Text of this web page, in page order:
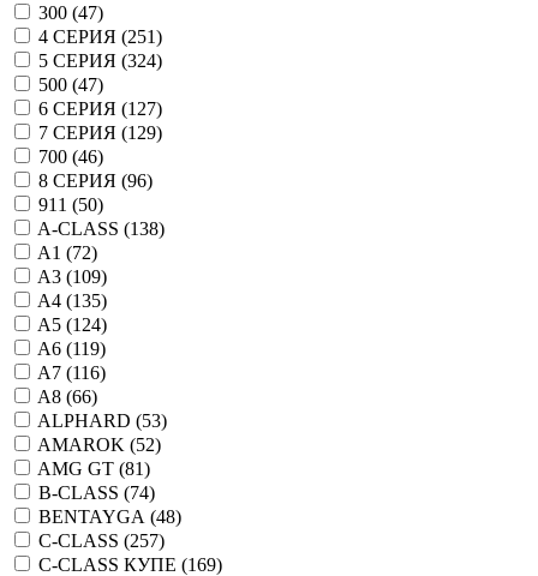
300 (47)
4 СЕРИЯ (251)
5 СЕРИЯ (324)
500 (47)
6 СЕРИЯ (127)
7 СЕРИЯ (129)
700 (46)
8 СЕРИЯ (96)
911 (50)
A-CLASS (138)
A1 (72)
A3 (109)
A4 (135)
A5 (124)
A6 (119)
A7 (116)
A8 (66)
ALPHARD (53)
AMAROK (52)
AMG GT (81)
B-CLASS (74)
BENTAYGA (48)
C-CLASS (257)
C-CLASS КУПЕ (169)